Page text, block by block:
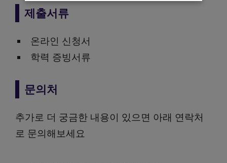
제출서류
온라인 신청서
학력 증빙서류
문의처
추가로 더 궁금한 내용이 있으면 아래 연락처
로 문의해보세요